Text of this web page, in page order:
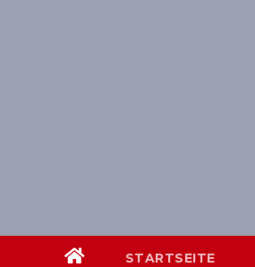
STARTSEITE